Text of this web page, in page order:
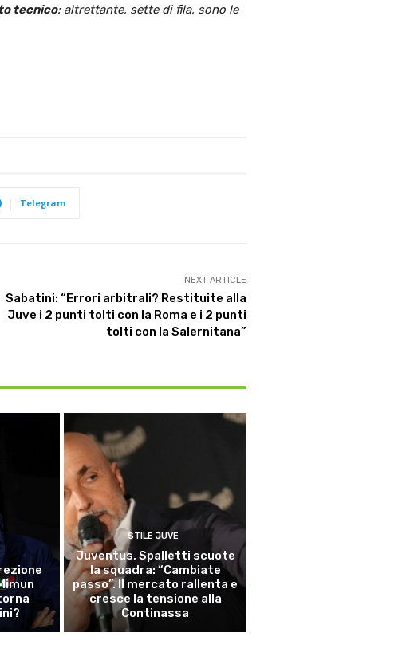
tecnico: altrettante, sette di fila, sono le
Telegram
NEXT ARTICLE
Sabatini: “Errori arbitrali? Restituite alla
Juve i 2 punti tolti con la Roma e i 2 punti
tolti con la Salernitana”
STILE JUVE
Juventus, Spalletti scuote
la squadra: “Cambiate
passo”. Il mercato rallenta e
cresce la tensione alla
Continassa